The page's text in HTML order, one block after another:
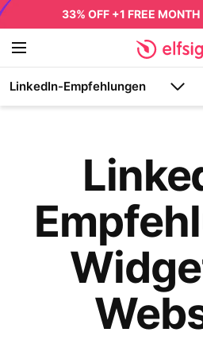
33% OFF +1 FREE MONTH
LinkedIn-Empfehlungen